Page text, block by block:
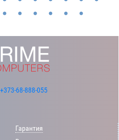
+373-68-888-055
Гарантия